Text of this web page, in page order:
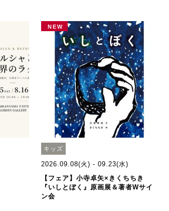
NEW
キッズ
2026.09.08(火) - 09.23(水)
【フェア】小寺卓矢×きくちちき
『いしとぼく』原画展＆著者Wサイ
ン会